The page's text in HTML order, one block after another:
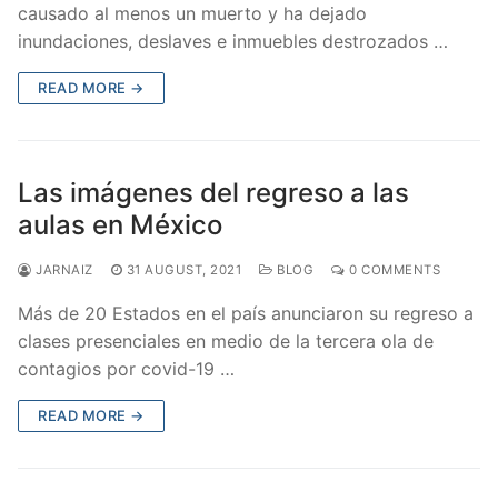
causado al menos un muerto y ha dejado
inundaciones, deslaves e inmuebles destrozados …
READ MORE →
Las imágenes del regreso a las
aulas en México
JARNAIZ 31 AUGUST, 2021 BLOG 0 COMMENTS
Más de 20 Estados en el país anunciaron su regreso a
clases presenciales en medio de la tercera ola de
contagios por covid-19 …
READ MORE →